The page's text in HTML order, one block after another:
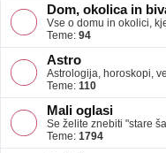
Dom, okolica in
Vse o domu in okolici,
Teme: 94
Astro
Astrologija, horoskopi,
Teme: 110
Mali oglasi
Se želite znebiti "stare
Teme: 1794